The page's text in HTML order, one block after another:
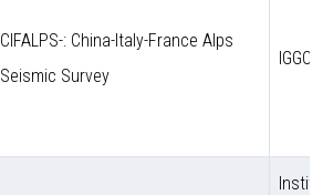
CIFALPS-: China-Italy-France Alps
Seismic Survey